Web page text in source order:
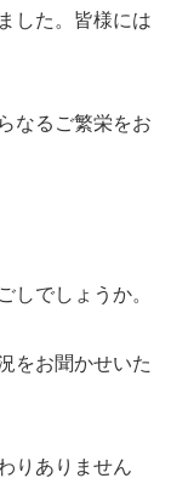
した。皆様には
なるご繁栄をお
しでしょうか。
をお聞かせいた
りありません